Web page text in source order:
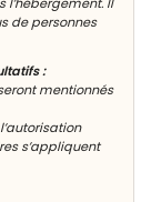
de personnes
:
mentionnés
s’appliquent